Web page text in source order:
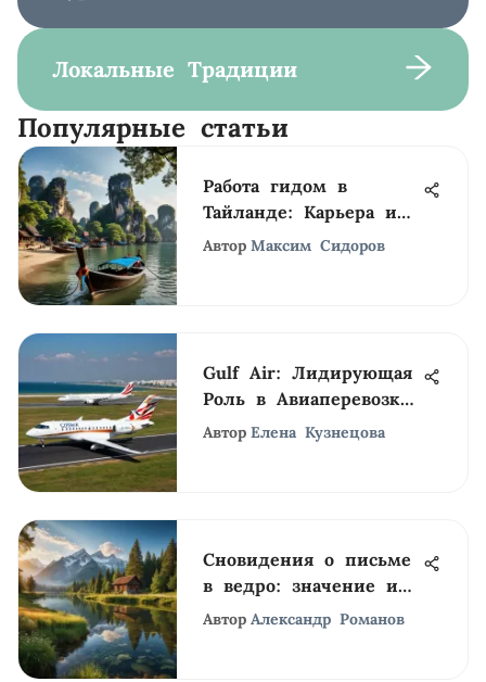
Локальные Традиции
Популярные статьи
Работа гидом в
Тайланде: Карьера и
вызовы
Автор Максим Сидоров
Gulf Air: Лидирующая
Роль в Авиаперевозках
Ближнего Востока
Автор Елена Кузнецова
Сновидения о письме
в ведро: значение и
анализ
Автор Александр Романов